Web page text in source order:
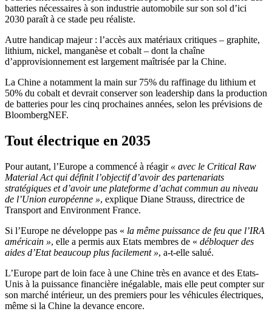
batteries nécessaires à son industrie automobile sur son sol d’ici
2030 paraît à ce stade peu réaliste.
Autre handicap majeur : l’accès aux matériaux critiques – graphite,
lithium, nickel, manganèse et cobalt – dont la chaîne
d’approvisionnement est largement maîtrisée par la Chine.
La Chine a notamment la main sur 75% du raffinage du lithium et
50% du cobalt et devrait conserver son leadership dans la production
de batteries pour les cinq prochaines années, selon les prévisions de
BloombergNEF.
Tout électrique en 2035
Pour autant, l’Europe a commencé à réagir « avec le Critical Raw
Material Act qui définit l’objectif d’avoir des partenariats
stratégiques et d’avoir une plateforme d’achat commun au niveau
de l’Union européenne », explique Diane Strauss, directrice de
Transport and Environment France.
Si l’Europe ne développe pas « la même puissance de feu que l’IRA
américain », elle a permis aux Etats membres de « débloquer des
aides d’Etat beaucoup plus facilement », a-t-elle salué.
L’Europe part de loin face à une Chine très en avance et des Etats-
Unis à la puissance financière inégalable, mais elle peut compter sur
son marché intérieur, un des premiers pour les véhicules électriques,
même si la Chine la devance encore.